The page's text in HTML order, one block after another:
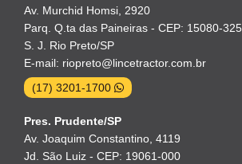
Av. Murchid Homsi, 2920
Parq. Q.ta das Paineiras - CEP: 15080-325
S. J. Rio Preto/SP
E-mail: riopreto@lincetractor.com.br
(17) 3201-1700
Pres. Prudente/SP
Av. Joaquim Constantino, 4119
Jd. São Luiz - CEP: 19061-000